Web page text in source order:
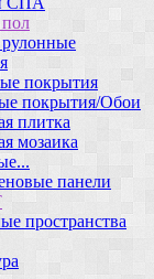
покрытия
покрытия/Обои
плитка
мозаика
панели
пространства